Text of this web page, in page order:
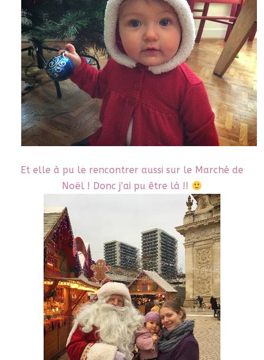
Et elle à pu le rencontrer aussi sur le Marché de
Noël ! Donc j’ai pu être là !!